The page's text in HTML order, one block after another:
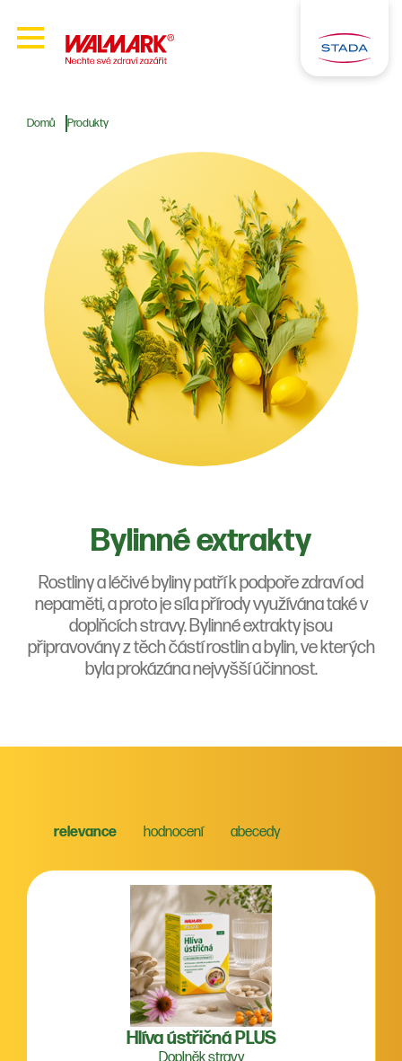
Domů Produkty
Bylinné extrakty
Rostliny a léčivé byliny patří k podpoře zdraví od
nepaměti, a proto je síla přírody využívána také v
doplňcích stravy. Bylinné extrakty jsou
připravovány z těch částí rostlin a bylin, ve kterých
byla prokázána nejvyšší účinnost.
relevance hodnocení abecedy
Hlíva ústřičná PLUS